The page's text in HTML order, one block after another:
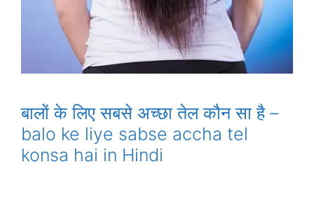
बालों के लिए सबसे अच्छा तेल कौन सा है –
balo ke liye sabse accha tel
konsa hai in Hindi